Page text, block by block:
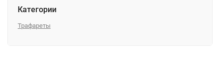
Категории
Трафареты